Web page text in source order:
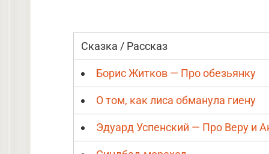
Сказка / Рассказ
Борис Житков — Про обезьянку
О том, как лиса обманула гиену
Эдуард Успенский — Про Веру и